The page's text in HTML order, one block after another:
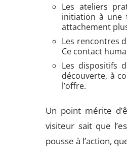
Les ateliers
initiation à une
attachement
Les rencontres
Ce contact
Les dispositifs
découverte, à
l’offre.
Un point mérite
visiteur sait que
pousse à l’action,